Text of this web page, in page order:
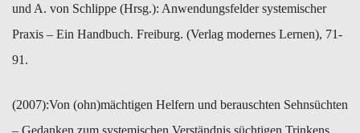
und A. von Schlippe (Hrsg.): Anwendungsfelder systemischer
Praxis – Ein ​Handbuch. Freiburg. (Verlag modernes Lernen), 71-
91.
(2007):​Von (ohn)mächtigen Helfern und berauschten Sehnsüchten
– Gedanken zum systemischen Verständnis süchtigen Trinkens.